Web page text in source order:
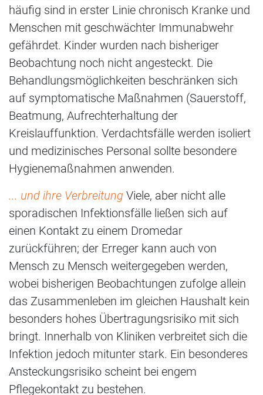
häufig sind in erster Linie chronisch Kranke und
Menschen mit geschwächter Immunabwehr
gefährdet. Kinder wurden nach bisheriger
Beobachtung noch nicht angesteckt. Die
Behandlungsmöglichkeiten beschränken sich
auf symptomatische Maßnahmen (Sauerstoff,
Beatmung, Aufrechterhaltung der
Kreislauffunktion. Verdachtsfälle werden isoliert
und medizinisches Personal sollte besondere
Hygienemaßnahmen anwenden.
... und ihre Verbreitung Viele, aber nicht alle
sporadischen Infektionsfälle ließen sich auf
einen Kontakt zu einem Dromedar
zurückführen; der Erreger kann auch von
Mensch zu Mensch weitergegeben werden,
wobei bisherigen Beobachtungen zufolge allein
das Zusammenleben im gleichen Haushalt kein
besonders hohes Übertragungsrisiko mit sich
bringt. Innerhalb von Kliniken verbreitet sich die
Infektion jedoch mitunter stark. Ein besonderes
Ansteckungsrisiko scheint bei engem
Pflegekontakt zu bestehen.